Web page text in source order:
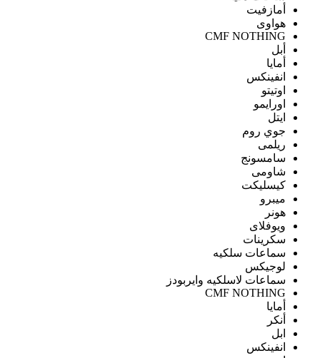
أمازفيت
هواوى
CMF NOTHING
أبل
أمايا
انفينكس
اوتيتو
اورايمو
ايتل
جوي روم
ريلمى
سامسونج
شاومى
كيسليكت
ميبرو
هونر
ويوفلاى
سكرينات
سماعات سلكيه
لوجيكس
سماعات لاسلكيه وايربودز
CMF NOTHING
أمايا
أنكر
ابل
انفينكس